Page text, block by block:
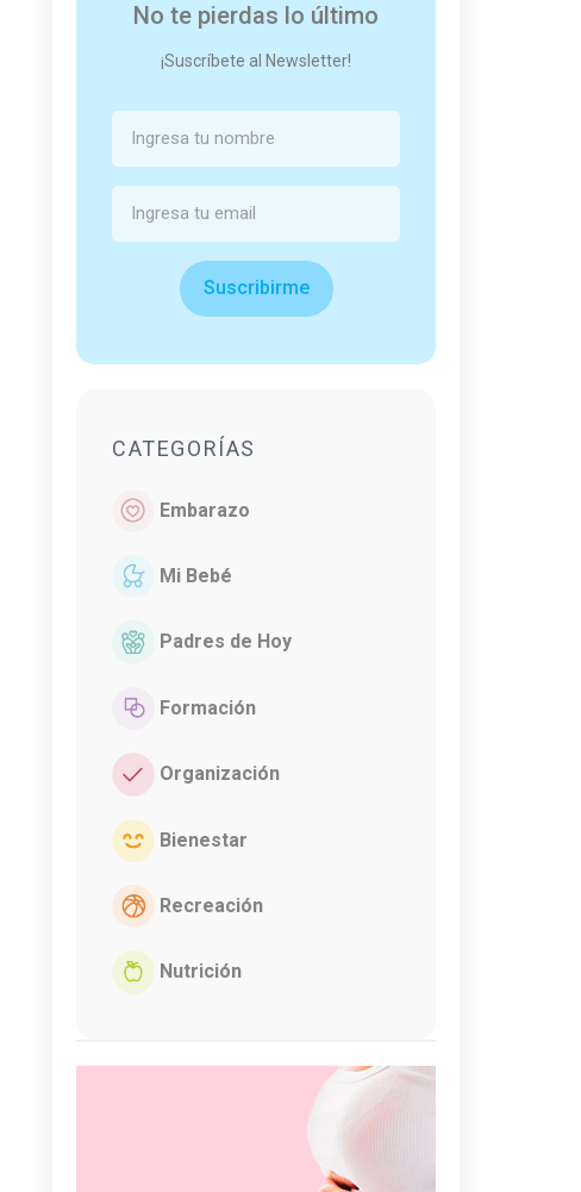
No te pierdas lo último
¡Suscríbete al Newsletter!
Suscribirme
CATEGORÍAS
Embarazo
Mi Bebé
Padres de Hoy
Formación
Organización
Bienestar
Recreación
Nutrición